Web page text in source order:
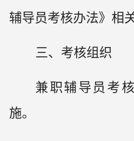
辅导员考核办法》相
三、考核组织
兼职辅导员考
施。